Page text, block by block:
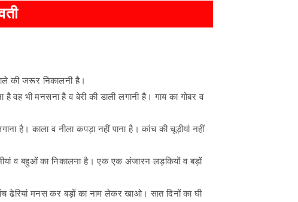
की जरूर निकालनी है।
वह भी मनसना है व बेरी की डाली लगानी है। गाय का गोबर व
काला व नीला कपड़ा नहीं पाना है। कांच की चूड़ीयां नहीं
व बहुओं का निकालना है। एक एक अंजारन लड़कियों व बड़ों
ढेरियां मनस कर बड़ों का नाम लेकर खाओ। सात दिनों का घी